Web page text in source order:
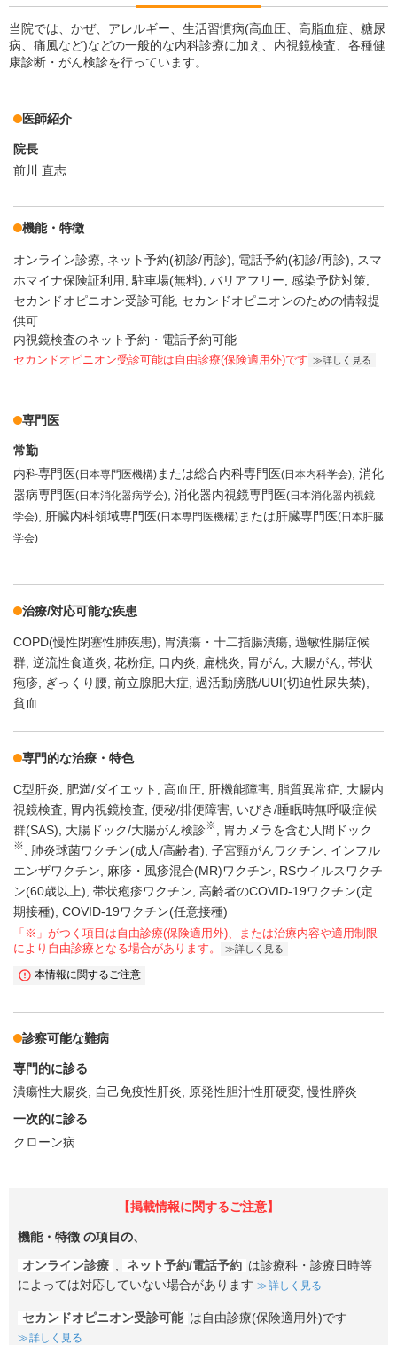
当院では、かぜ、アレルギー、生活習慣病(高血圧、高脂血症、糖尿
病、痛風など)などの一般的な内科診療に加え、内視鏡検査、各種健
康診断・がん検診を行っています。
医師紹介
院長
前川 直志
機能・特徴
オンライン診療 ネット予約(初診/再診) 電話予約(初診/再診)
スマ
ホマイナ保険証利用
駐車場(無料) バリアフリー 感染予防対策
セカンドオピニオン受診可能 セカンドオピニオンのための情報提
供可
内視鏡検査のネット予約・電話予約可能
セカンドオピニオン受診可能は自由診療(保険適用外)です 詳しく見る
専門医
常勤
内科専門医(日本専門医機構) または総合内科専門医(日本内科学会) 消化
器病専門医(日本消化器病学会) 消化器内視鏡専門医(日本消化器内視鏡
学会)
肝臓内科領域専門医(日本専門医機構) または肝臓専門医(日本肝臓
学会)
治療/対応可能な疾患
COPD(慢性閉塞性肺疾患) 胃潰瘍・十二指腸潰瘍 過敏性腸症候
群 逆流性食道炎 花粉症 口内炎 扁桃炎 胃がん 大腸がん 帯状
疱疹
ぎっくり腰 前立腺肥大症 過活動膀胱/UUI(切迫性尿失禁)
貧血
専門的な治療・特色
C型肝炎 肥満/ダイエット 高血圧 肝機能障害 脂質異常症
大腸内
視鏡検査
胃内視鏡検査 便秘/排便障害 いびき/睡眠時無呼吸症候
群(SAS)
大腸ドック/大腸がん検診※ 胃カメラを含む人間ドック
※ 肺炎球菌ワクチン(成人/高齢者) 子宮頸がんワクチン
インフル
エンザワクチン
麻疹・風疹混合(MR)ワクチン
RSウイルスワクチ
ン(60歳以上) 帯状疱疹ワクチン 高齢者のCOVID-19ワクチン(定
期接種) COVID-19ワクチン(任意接種)
「※」がつく項目は自由診療(保険適用外)、または治療内容や適用制限
により自由診療となる場合があります。
詳しく見る
本情報に関するご注意
診察可能な難病
専門的に診る
潰瘍性大腸炎
自己免疫性肝炎 原発性胆汁性肝硬変 慢性膵炎
一次的に診る
クローン病
【掲載情報に関するご注意】
機能・特徴 の項目の、
オンライン診療 ネット予約/電話予約 は診療科・診療日時等
によっては対応していない場合があります
詳しく見る
セカンドオピニオン受診可能 は自由診療(保険適用外)です
詳しく見る